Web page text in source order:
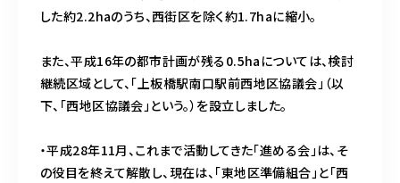
した約2.2haのうち、西街区を除く約1.7haに縮小。
また、平成16年の都市計画が残る0.5haについては、検討
継続区域として、「上板橋駅南口駅前西地区協議会」（以
下、「西地区協議会」という。）を設立しました。
・平成28年11月、これまで活動してきた「進める会」は、そ
の役目を終えて解散し、現在は、「東地区準備組合」と「西